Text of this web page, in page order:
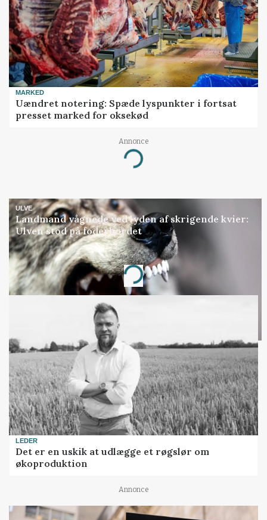
MARKED
Uændret notering: Spæde lyspunkter i fortsat
presset marked for oksekød
Annonce
Loading...
ULVE
Landmand vågnede ved lyden af skrigende kvier:
Ulven stod på foderbordet
Annonce
Loading...
LEDER
Det er en uskik at udlægge et røgslør om
økoproduktion
Annonce